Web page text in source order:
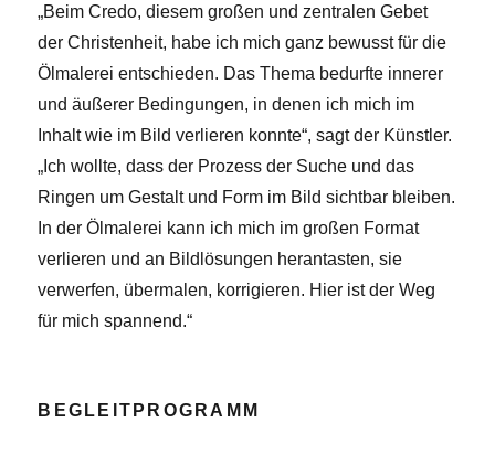
„Beim Credo, diesem großen und zentralen Gebet
der Christenheit, habe ich mich ganz bewusst für die
Ölmalerei entschieden. Das Thema bedurfte innerer
und äußerer Bedingungen, in denen ich mich im
Inhalt wie im Bild verlieren konnte“, sagt der Künstler.
„Ich wollte, dass der Prozess der Suche und das
Ringen um Gestalt und Form im Bild sichtbar bleiben.
In der Ölmalerei kann ich mich im großen Format
verlieren und an Bildlösungen herantasten, sie
verwerfen, übermalen, korrigieren. Hier ist der Weg
für mich spannend.“
BEGLEITPROGRAMM